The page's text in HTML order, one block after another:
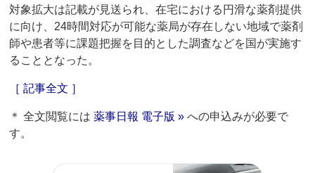
対象拡大は記載が見送られ、在宅における円滑な薬剤提供
に向け、24時間対応が可能な薬局が存在しない地域で薬剤
師や患者等に課題把握を目的とした調査などを国が実施す
ることとなった。
［ 記事全文 ］
＊ 全文閲覧には薬事日報 電子版 » への申込みが必要で
す。